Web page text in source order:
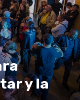
y la